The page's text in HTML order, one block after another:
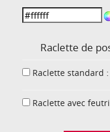
Raclette de
Raclette standard :
Raclette avec